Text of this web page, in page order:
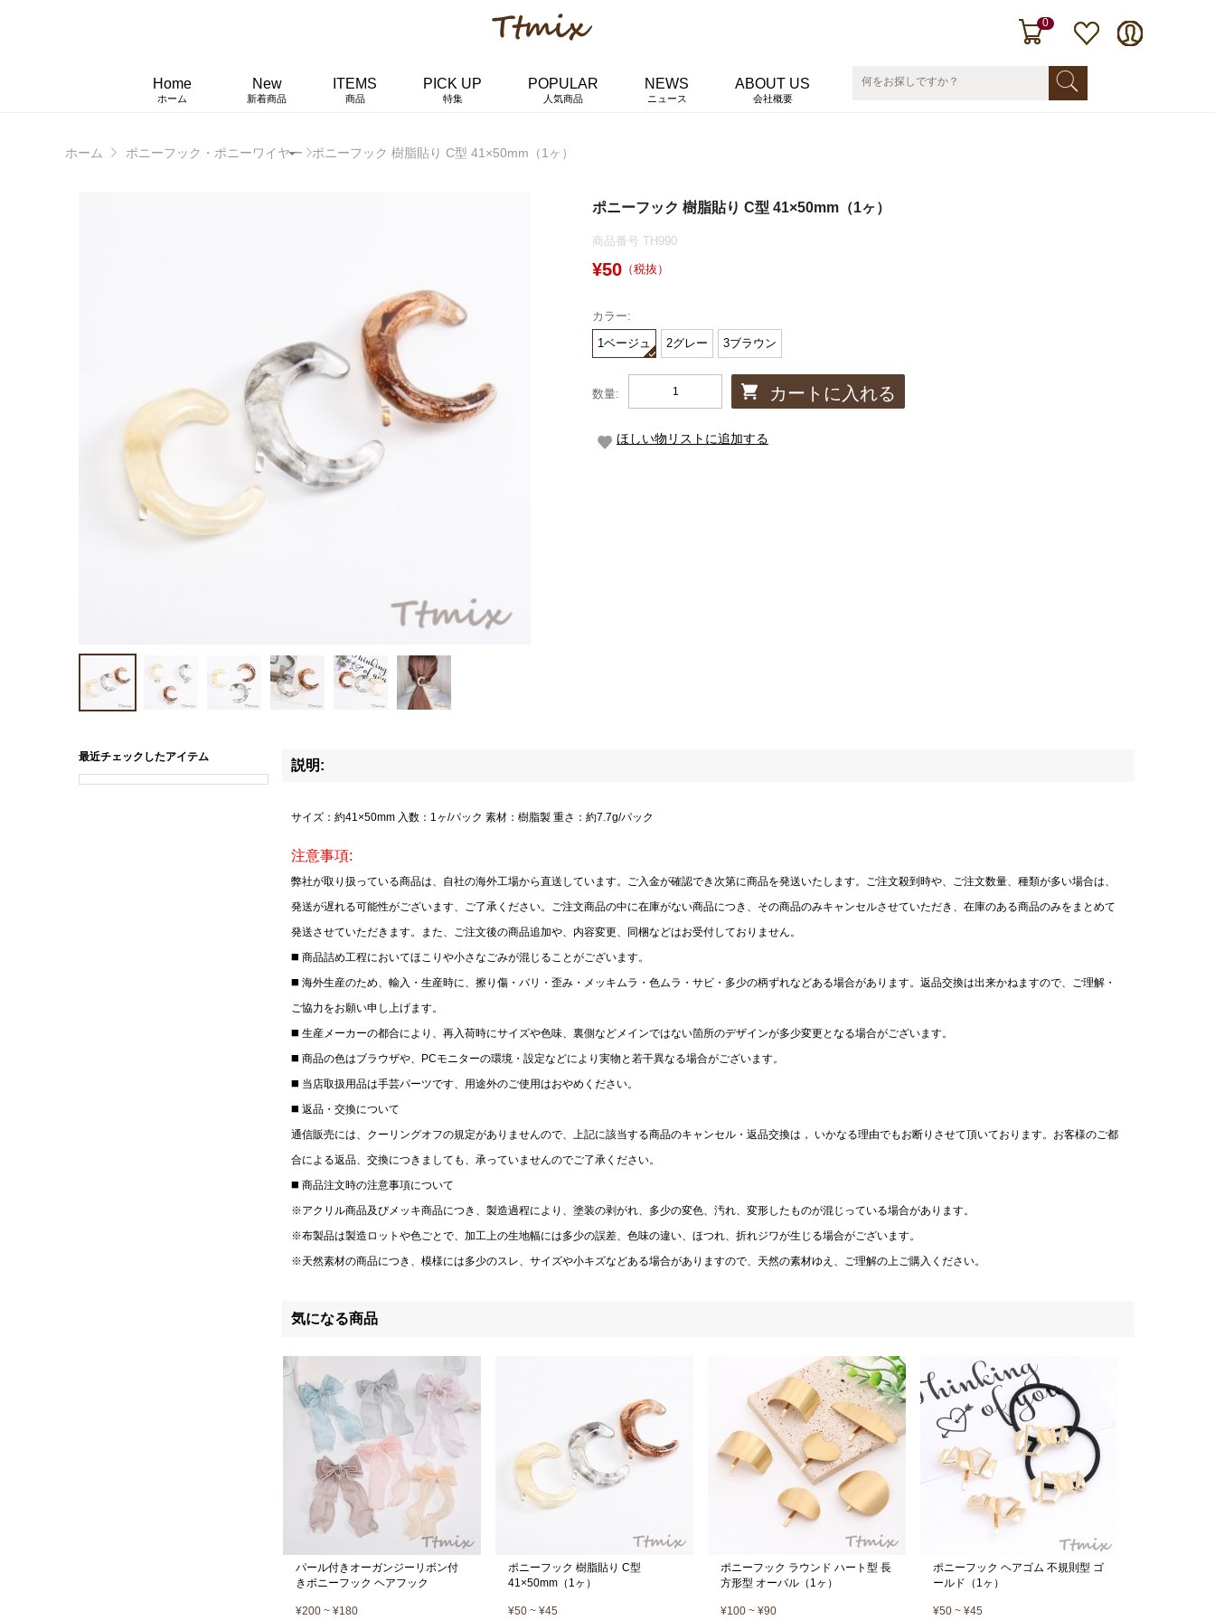
0
Home
ホーム
New
新着商品
ITEMS
商品
PICK UP
特集
POPULAR
人気商品
NEWS
ニュース
ABOUT US
会社概要
ホーム ポニーフック・ポニーワイヤー ポニーフック 樹脂貼り C型 41×50mm（1ヶ）
ポニーフック 樹脂貼り C型 41×50mm（1ヶ）
商品番号 TH990
¥50 （税抜）
カラー:
1ベージュ
2グレー 3ブラウン
数量: カートに入れる
ほしい物リストに追加する
説明:
サイズ：約41×50mm 入数：1ヶ/パック 素材：樹脂製 重さ：約7.7g/パック
注意事項:
弊社が取り扱っている商品は、自社の海外工場から直送しています。ご入金が確認でき次第に商品を発送いたします。ご注文殺到時や、ご注文数量、種類が多い場合は、
発送が遅れる可能性がございます、ご了承ください。ご注文商品の中に在庫がない商品につき、その商品のみキャンセルさせていただき、在庫のある商品のみをまとめて
発送させていただきます。また、ご注文後の商品追加や、内容変更、同梱などはお受付しておりません。
◼️ 商品詰め⼯程においてほこりや⼩さなごみが混じることがございます。
◼️ 海外⽣産のため、輸⼊・⽣産時に、擦り傷・バリ・歪み・メッキムラ・色ムラ・サビ・多少の柄ずれなどある場合があります。返品交換は出来かねますので、ご理解・
ご協⼒をお願い申し上げます。
◼️ ⽣産メーカーの都合により、再⼊荷時にサイズや⾊味、裏側などメインではない箇所のデザインが多少変更となる場合がございます。
◼️ 商品の⾊はブラウザや、PCモニターの環境・設定などにより実物と若⼲異なる場合がございます。
◼️ 当店取扱用品は⼿芸パーツです、⽤途外のご使⽤はおやめください。
◼️ 返品・交換について
通信販売には、クーリングオフの規定がありませんので、上記に該当する商品のキャンセル・返品交換は， いかなる理由でもお断りさせて頂いております。お客様のご都
合による返品、交換につきましても、承っていませんのでご了承ください。
◼️ 商品注文時の注意事項について
※アクリル商品及びメッキ商品につき、製造過程により、塗装の剥がれ、多少の変色、汚れ、変形したものが混じっている場合があります。
※布製品は製造ロットや色ごとで、加工上の生地幅には多少の誤差、色味の違い、ほつれ、折れジワが生じる場合がございます。
※天然素材の商品につき、模様には多少のスレ、サイズや小キズなどある場合がありますので、天然の素材ゆえ、ご理解の上ご購入ください。
気になる商品
パール付きオーガンジーリボン付
きポニーフック ヘアフック
¥200 ~ ¥180
ポニーフック 樹脂貼り C型
41×50mm（1ヶ）
¥50 ~ ¥45
ポニーフック ラウンド ハート型 長
方形型 オーバル（1ヶ）
¥100 ~ ¥90
ポニーフック ヘアゴム 不規則型 ゴ
ールド（1ヶ）
¥50 ~ ¥45
最近チェックしたアイテム